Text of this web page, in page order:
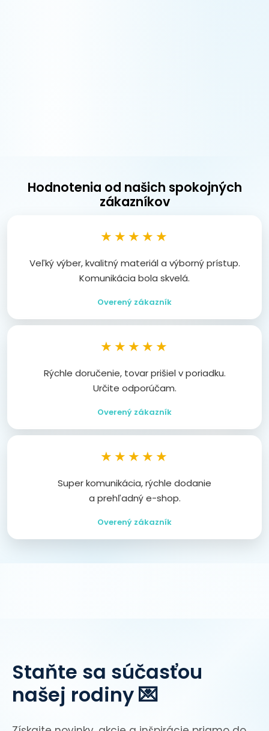
Hodnotenia od našich spokojných
zákazníkov
★★★★★
Veľký výber, kvalitný materiál a výborný prístup.
Komunikácia bola skvelá.
Overený zákazník
★★★★★
Rýchle doručenie, tovar prišiel v poriadku.
Určite odporúčam.
Overený zákazník
★★★★★
Super komunikácia, rýchle dodanie
a prehľadný e-shop.
Overený zákazník
Staňte sa súčasťou
našej rodiny 💌